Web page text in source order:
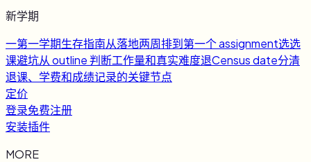
新学期
一第一学期生存指南从落地两周排到第一个 assignment选选
课避坑从 outline 判断工作量和真实难度退Census date分清
退课、学费和成绩记录的关键节点
定价
登录免费注册
安装插件
MORE